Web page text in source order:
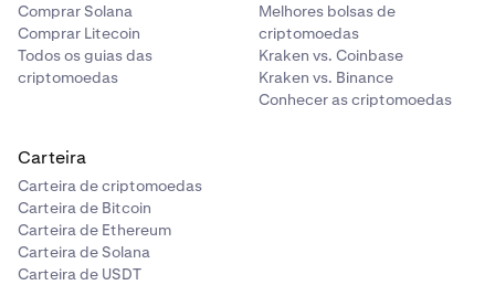
Comprar Solana
Comprar Litecoin
Todos os guias das
criptomoedas
Melhores bolsas de
criptomoedas
Kraken vs. Coinbase
Kraken vs. Binance
Conhecer as criptomoedas
Carteira
Carteira de criptomoedas
Carteira de Bitcoin
Carteira de Ethereum
Carteira de Solana
Carteira de USDT